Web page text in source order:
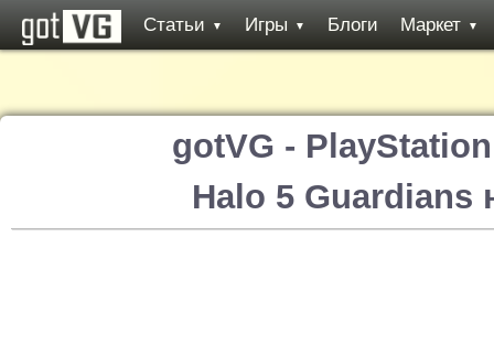
Статьи ▼ Игры ▼ Блоги Маркет ▼
gotVG -
Halo 5 Guardians